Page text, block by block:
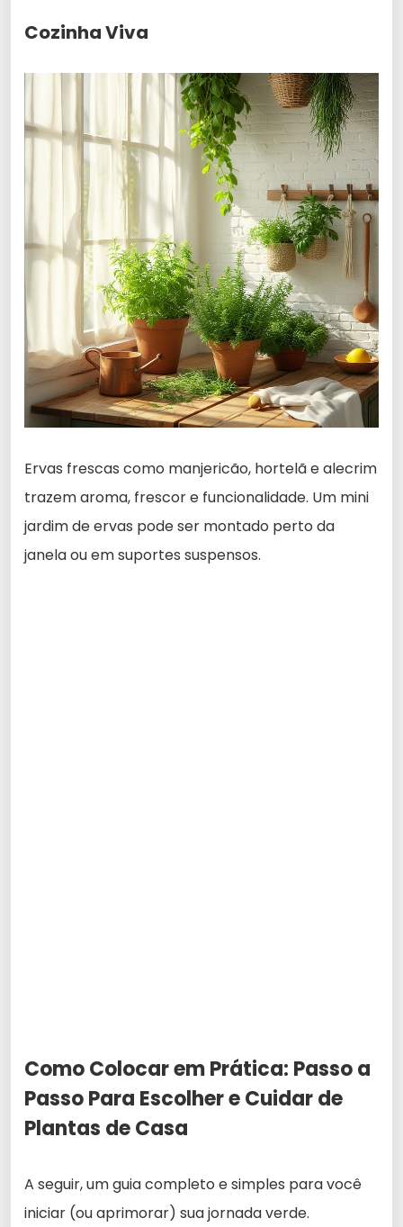
Cozinha Viva
Ervas frescas como manjericão, hortelã e alecrim
trazem aroma, frescor e funcionalidade. Um mini
jardim de ervas pode ser montado perto da
janela ou em suportes suspensos.
Como Colocar em Prática: Passo a
Passo Para Escolher e Cuidar de
Plantas de Casa
A seguir, um guia completo e simples para você
iniciar (ou aprimorar) sua jornada verde.